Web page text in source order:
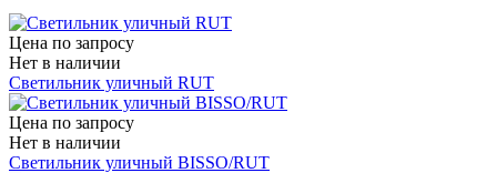
Цена по запросу
Нет в наличии
Светильник уличный RUT
Цена по запросу
Нет в наличии
Светильник уличный BISSO/RUT